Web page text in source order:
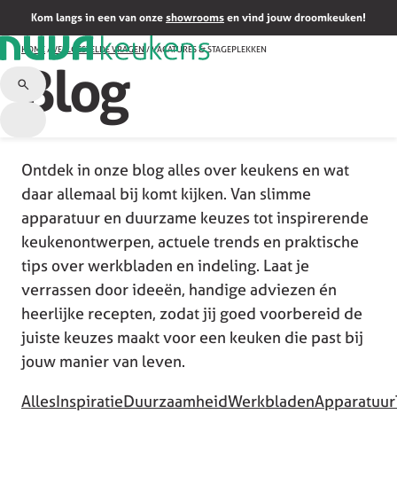
Kom langs in een van onze showrooms en vind jouw droomkeuken!
HOME/ VEELGESTELDE VRAGEN / VACATURES & STAGEPLEKKEN
Blog
Ontdek in onze blog alles over keukens en wat
daar allemaal bij komt kijken. Van slimme
apparatuur en duurzame keuzes tot inspirerende
keukenontwerpen, actuele trends en praktische
tips over werkbladen en indeling. Laat je
verrassen door ideeën, handige adviezen én
heerlijke recepten, zodat jij goed voorbereid de
juiste keuzes maakt voor een keuken die past bij
jouw manier van leven.
AllesInspiratieDuurzaamheidWerkbladenApparatuur